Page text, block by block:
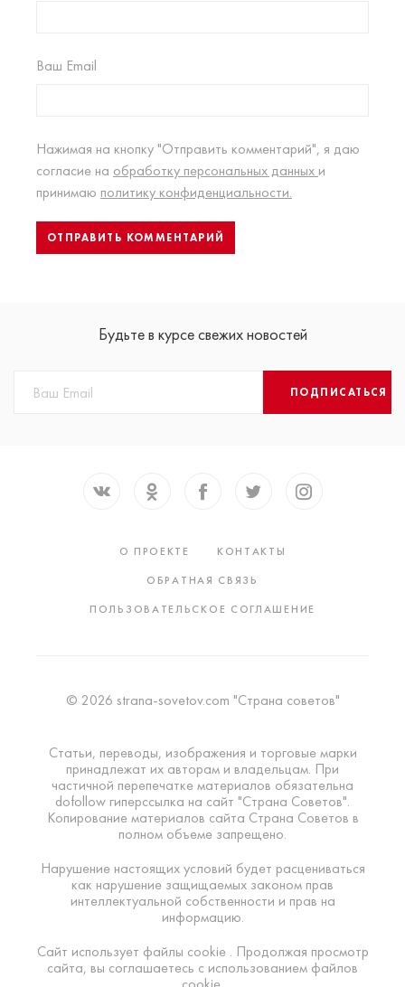
Ваш Email
Нажимая на кнопку "Отправить комментарий", я даю
согласие на обработку персональных данных и
принимаю политику конфиденциальности.
Будьте в курсе свежих новостей
ПОДПИСАТЬСЯ
О ПРОЕКТЕ
КОНТАКТЫ
ОБРАТНАЯ СВЯЗЬ
ПОЛЬЗОВАТЕЛЬСКОЕ СОГЛАШЕНИЕ
© 2026 strana-sovetov.com "Страна советов"
Статьи, переводы, изображения и торговые марки
принадлежат их авторам и владельцам. При
частичной перепечатке материалов обязательна
dofollow гиперссылка на сайт "Страна Советов".
Копирование материалов сайта Страна Советов в
полном объеме запрещено.
Нарушение настоящих условий будет расцениваться
как нарушение защищаемых законом прав
интеллектуальной собственности и прав на
информацию.
Сайт использует файлы cookie . Продолжая просмотр
сайта, вы соглашаетесь с использованием файлов